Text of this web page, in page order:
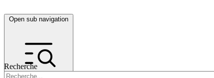
Open sub navigation
Recherche